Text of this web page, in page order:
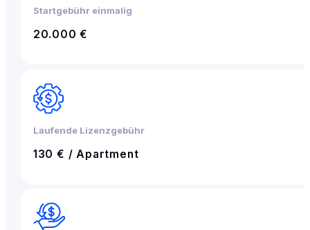
Startgebühr einmalig
20.000 €
Laufende Lizenzgebühr
130 € / Apartment